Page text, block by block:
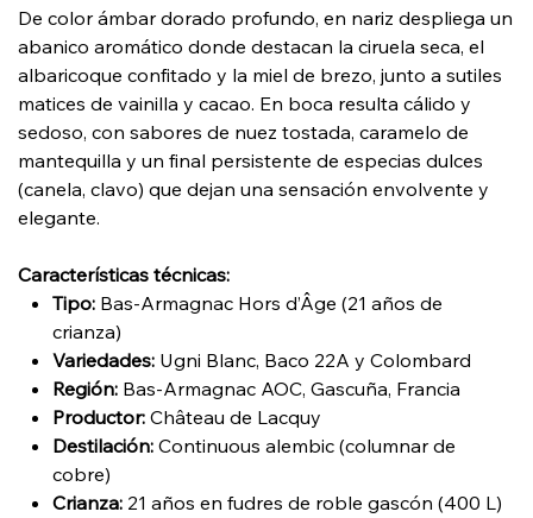
De color ámbar dorado profundo, en nariz despliega un
abanico aromático donde destacan la ciruela seca, el
albaricoque confitado y la miel de brezo, junto a sutiles
matices de vainilla y cacao. En boca resulta cálido y
sedoso, con sabores de nuez tostada, caramelo de
mantequilla y un final persistente de especias dulces
(canela, clavo) que dejan una sensación envolvente y
elegante.
Características técnicas:
Tipo:Bas-Armagnac Hors d’Âge (21 años de
crianza)
Variedades:Ugni Blanc, Baco 22A y Colombard
Región:Bas-Armagnac AOC, Gascuña, Francia
Productor:Château de Lacquy
Destilación:Continuous alembic (columnar de
cobre)
Crianza:21 años en fudres de roble gascón (400 L)